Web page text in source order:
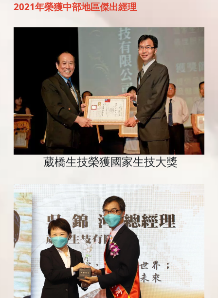
2021年榮獲中部地區傑出經理
葳橋生技榮獲國家生技大獎